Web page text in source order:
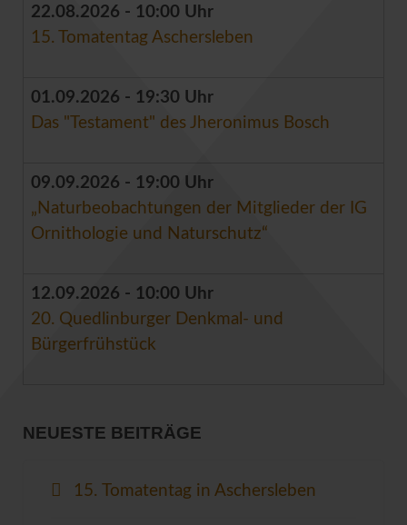
22.08.2026 - 10:00 Uhr
15. Tomatentag Aschersleben
01.09.2026 - 19:30 Uhr
Das "Testament" des Jheronimus Bosch
09.09.2026 - 19:00 Uhr
„Naturbeobachtungen der Mitglieder der IG
Ornithologie und Naturschutz“
12.09.2026 - 10:00 Uhr
20. Quedlinburger Denkmal- und
Bürgerfrühstück
NEUESTE BEITRÄGE
15. Tomatentag in Aschersleben